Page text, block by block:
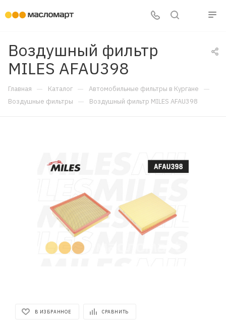
Воздушный фильтр
MILES AFAU398
Главная — Каталог — Автомобильные фильтры в Кургане —
Воздушные фильтры — Воздушный фильтр MILES AFAU398
В ИЗБРАННОЕ СРАВНИТЬ